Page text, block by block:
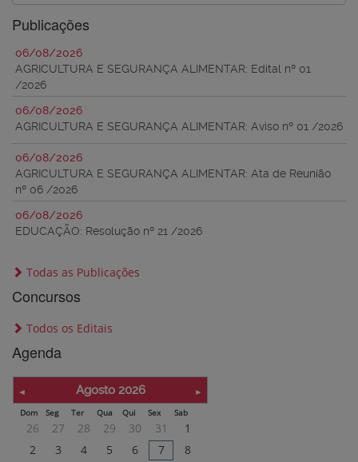
Publicações
06/08/2026
AGRICULTURA E SEGURANÇA ALIMENTAR: Edital nº 01
/2026
06/08/2026
AGRICULTURA E SEGURANÇA ALIMENTAR: Aviso nº 01 /2026
06/08/2026
AGRICULTURA E SEGURANÇA ALIMENTAR: Ata de Reunião
nº 06 /2026
06/08/2026
EDUCAÇÃO: Resolução nº 21 /2026
Todas as Publicações
Concursos
Todos os Editais
Agenda
Agosto 2026
Dom Seg Ter Qua Qui Sex Sab
26 27 28 29 30 31
1
2
3 4 5 6 7
8